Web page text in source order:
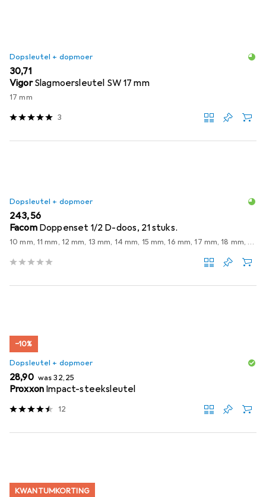
Dopsleutel + dopmoer
EUR
30,71
Vigor Slagmoersleutel SW 17 mm
17 mm
3
Dopsleutel + dopmoer
EUR
243,56
Facom Doppenset 1/2 D-doos, 21 stuks.
10 mm, 11 mm, 12 mm, 13 mm, 14 mm, 15 mm, 16 mm, 17 mm, 18 mm, 19 mm, 20 mm, 21 mm, 22 mm, 23 mm, 24 mm, 27 mm, 30 mm, 32 mm, 8 mm
−10%
Dopsleutel + dopmoer
EUR
28,90 wasEUR
32,25
Proxxon Impact-steeksleutel
12
KWANTUMKORTING